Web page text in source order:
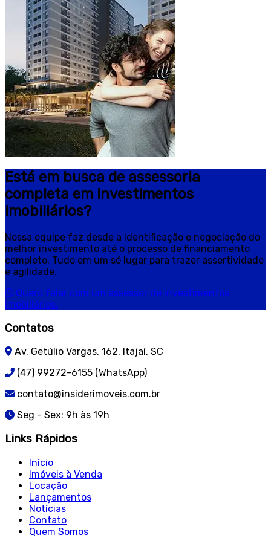
Está em busca de assessoria
completa em investimentos
imobiliários?
Nossa equipe faz desde a identificação e negociação do
melhor investimento até o processo de financiamento
completo. Tudo em um só lugar para trazer assertividade
e agilidade.
Quero falar com um assessor de investimentos
imobiliários.
Contatos
Av. Getúlio Vargas, 162, Itajaí, SC
(47) 99272-6155 (WhatsApp)
contato@insiderimoveis.com.br
Seg - Sex: 9h às 19h
Links Rápidos
Início
Imóveis à Venda
Locação
Lançamentos
Notícias
Contato
Quem Somos